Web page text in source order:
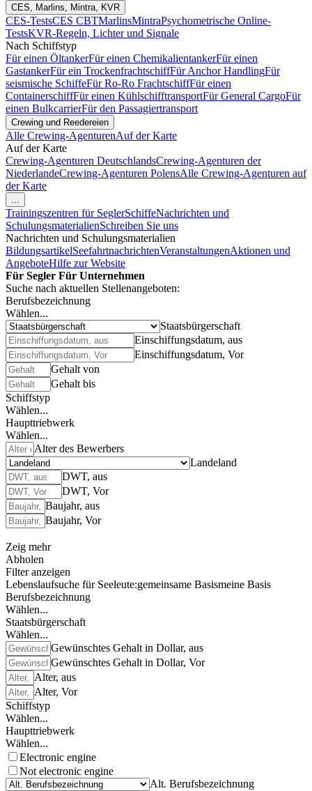
CES, Marlins, Mintra, KVR
CES-TestsCES CBTMarlinsMintraPsychometrische Online-
TestsKVR-Regeln, Lichter und Signale
Nach Schiffstyp
Für einen ÖltankerFür einen ChemikalientankerFür einen
GastankerFür ein TrockenfrachtschiffFür Anchor HandlingFür
seismische SchiffeFür Ro-Ro FrachtschiffFür einen
ContainerschiffFür einen KühlschifftransportFür General CargoFür
einen BulkcarrierFür den Passagiertransport
Crewing und Reedereien
Alle Crewing-AgenturenAuf der Karte
Auf der Karte
Crewing-Agenturen DeutschlandsCrewing-Agenturen der
NiederlandeCrewing-Agenturen PolensAlle Crewing-Agenturen auf
der Karte
...
Trainingszentren für SeglerSchiffeNachrichten und
SchulungsmaterialienSchreiben Sie uns
Nachrichten und Schulungsmaterialien
BildungsartikelSeefahrtnachrichtenVeranstaltungenAktionen und
AngeboteHilfe zur Website
Für Segler Für Unternehmen
Suche nach aktuellen Stellenangeboten:
Berufsbezeichnung
Wählen...
Staatsbürgerschaft
Einschiffungsdatum, aus
Einschiffungsdatum, Vor
Gehalt von
Gehalt bis
Schiffstyp
Wählen...
Haupttriebwerk
Wählen...
Alter des Bewerbers
Landeland
DWT, aus
DWT, Vor
Baujahr, aus
Baujahr, Vor
Zeig mehr
Abholen
Filter anzeigen
Lebenslaufsuche für Seeleute:gemeinsame Basismeine Basis
Berufsbezeichnung
Wählen...
Staatsbürgerschaft
Wählen...
Gewünschtes Gehalt in Dollar, aus
Gewünschtes Gehalt in Dollar, Vor
Alter, aus
Alter, Vor
Schiffstyp
Wählen...
Haupttriebwerk
Wählen...
Electronic engine
Not electronic engine
Alt. Berufsbezeichnung